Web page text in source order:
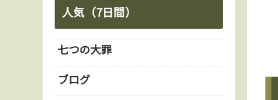
人気（7日間）
七つの大罪
ブログ